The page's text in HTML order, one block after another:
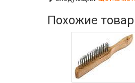
Похожие